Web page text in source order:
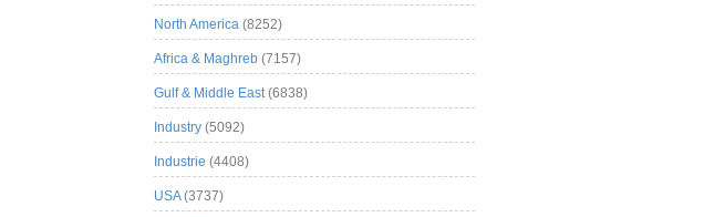
North America (8252)
Africa & Maghreb (7157)
Gulf & Middle East(6838)
Industry (5092)
Industrie (4408)
USA(3737)